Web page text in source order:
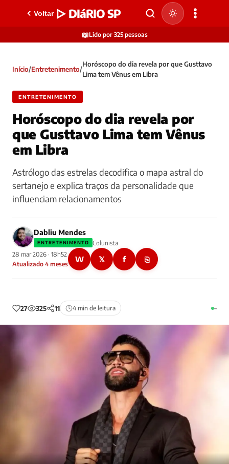
Voltar ▷ DIáRIO SP
📖Lido por 325 pessoas
Início/Entretenimento/
Horóscopo do dia revela por que Gusttavo
Lima tem Vênus em Libra
ENTRETENIMENTO
Horóscopo do dia revela por
que Gusttavo Lima tem Vênus
em Libra
Astrólogo das estrelas decodifica o mapa astral do
sertanejo e explica traços da personalidade que
influenciam relacionamentos
Dabliu Mendes
ENTRETENIMENTO
Colunista
28 mar 2026 · 18h52
Atualizado 4 meses
W 𝕏 f ⎘
27 325 11 4 min de leitura –